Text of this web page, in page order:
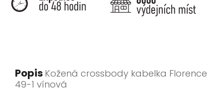
Popis Kožená crossbody kabelka Florence
49-1 vínová